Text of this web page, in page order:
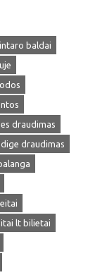
baldai
draudimas
draudimas
lt bilietai